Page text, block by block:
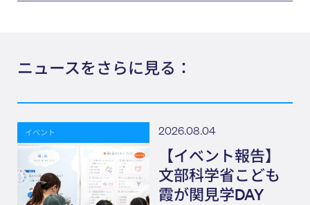
ニュースをさらに見る：
イベント 2026.08.04
【イベント報告】
文部科学省こども
霞が関見学DAY